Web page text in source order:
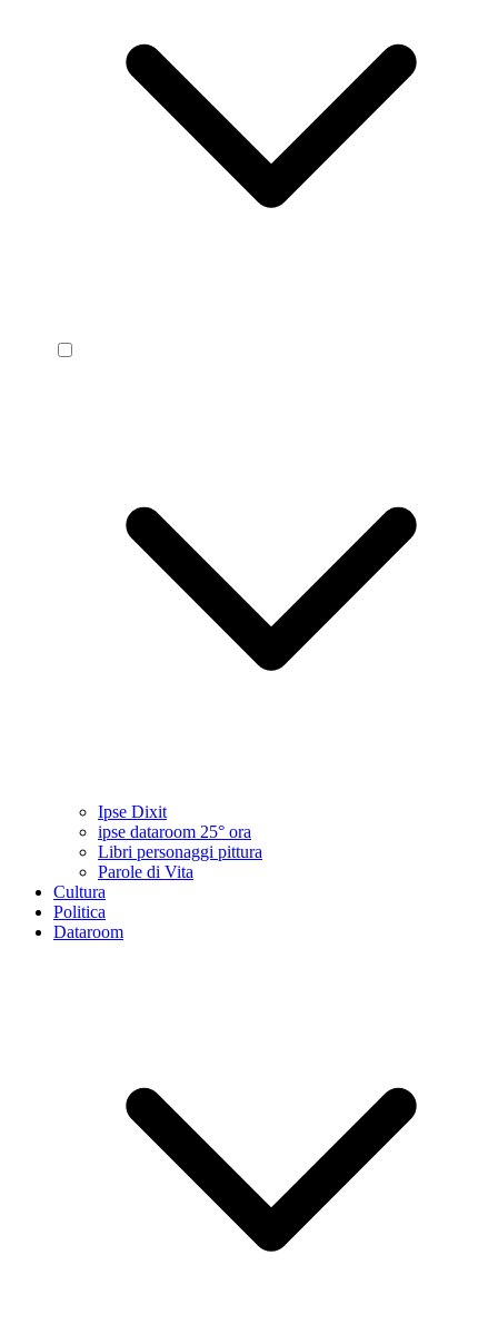
Ipse Dixit
ipse dataroom 25° ora
Libri personaggi pittura
Parole di Vita
Cultura
Politica
Dataroom